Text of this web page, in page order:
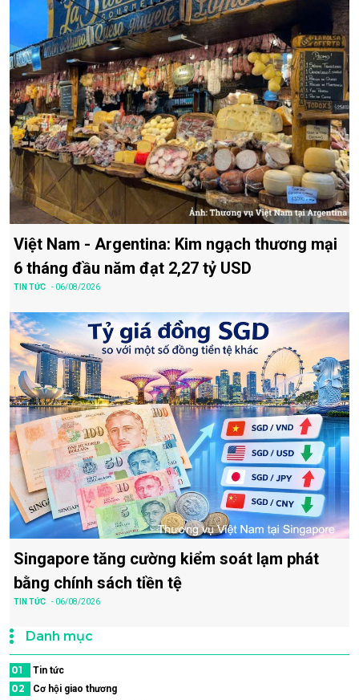
Việt Nam - Argentina: Kim ngạch thương mại
6 tháng đầu năm đạt 2,27 tỷ USD
TIN TỨC - 06/08/2026
Singapore tăng cường kiểm soát lạm phát
bằng chính sách tiền tệ
TIN TỨC - 06/08/2026
Danh mục
01 Tin tức
02 Cơ hội giao thương